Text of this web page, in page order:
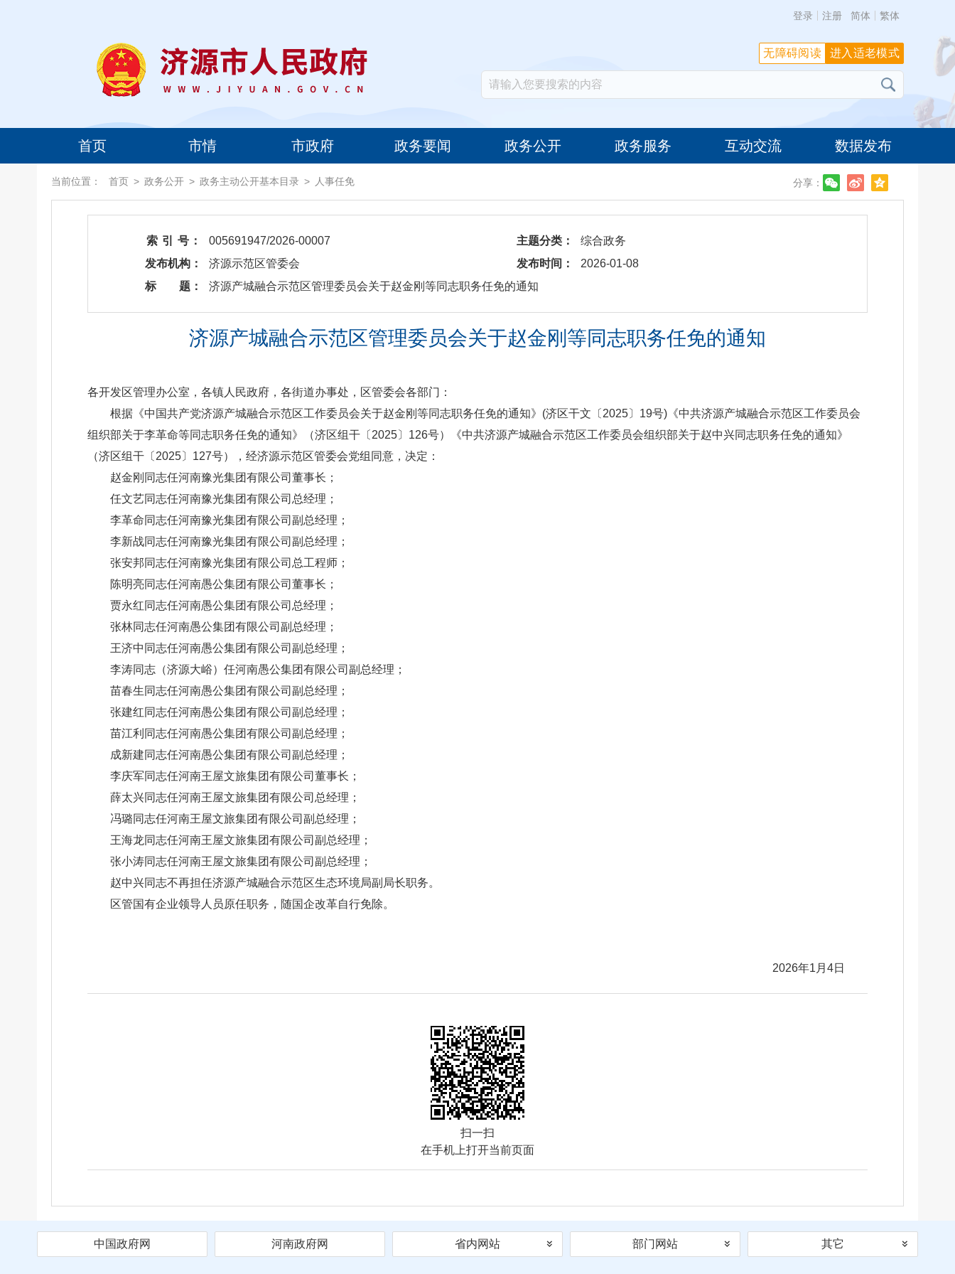
登录 注册 简体 繁体
首页 市情 市政府 政务要闻 政务公开 政务服务 互动交流 数据发布
进入适老模式
无障碍阅读
当前位置： 首页 > 政务公开 > 政务主动公开基本目录 > 人事任免 分享：
索 引 号： 005691947/2026-00007 主题分类：
综合政务
发布机构：
济源示范区管委会 发布时间：
2026-01-08
标 题：
济源产城融合示范区管理委员会关于赵金刚等同志职务任免的通知
济源产城融合示范区管理委员会关于赵金刚等同志职务任免的通知
各开发区管理办公室，各镇人民政府，各街道办事处，区管委会各部门：
根据《中国共产党济源产城融合示范区工作委员会关于赵金刚等同志职务任免的通知》(济区干文〔2025〕19号)《中共济源产城融合示范区工作委员会
组织部关于李革命等同志职务任免的通知》（济区组干〔2025〕126号）《中共济源产城融合示范区工作委员会组织部关于赵中兴同志职务任免的通知》
（济区组干〔2025〕127号），经济源示范区管委会党组同意，决定：
赵金刚同志任河南豫光集团有限公司董事长；
任文艺同志任河南豫光集团有限公司总经理；
李革命同志任河南豫光集团有限公司副总经理；
李新战同志任河南豫光集团有限公司副总经理；
张安邦同志任河南豫光集团有限公司总工程师；
陈明亮同志任河南愚公集团有限公司董事长；
贾永红同志任河南愚公集团有限公司总经理；
张林同志任河南愚公集团有限公司副总经理；
王济中同志任河南愚公集团有限公司副总经理；
李涛同志（济源大峪）任河南愚公集团有限公司副总经理；
苗春生同志任河南愚公集团有限公司副总经理；
张建红同志任河南愚公集团有限公司副总经理；
苗江利同志任河南愚公集团有限公司副总经理；
成新建同志任河南愚公集团有限公司副总经理；
李庆军同志任河南王屋文旅集团有限公司董事长；
薛太兴同志任河南王屋文旅集团有限公司总经理；
冯璐同志任河南王屋文旅集团有限公司副总经理；
王海龙同志任河南王屋文旅集团有限公司副总经理；
张小涛同志任河南王屋文旅集团有限公司副总经理；
赵中兴同志不再担任济源产城融合示范区生态环境局副局长职务。
区管国有企业领导人员原任职务，随国企改革自行免除。
2026年1月4日
扫一扫
在手机上打开当前页面
中国政府网 河南政府网 省内网站 部门网站 其它